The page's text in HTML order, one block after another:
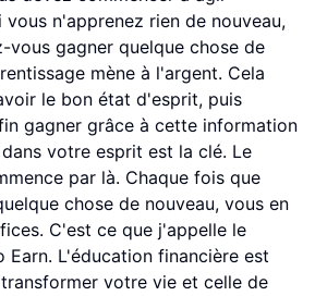
n'apprenez rien de nouveau,
vous gagner quelque chose de
mène à l'argent. Cela
le bon état d'esprit, puis
gagner grâce à cette information
votre esprit est la clé. Le
par là. Chaque fois que
chose de nouveau, vous en
C'est ce que j'appelle le
Earn. L'éducation financière est
votre vie et celle de